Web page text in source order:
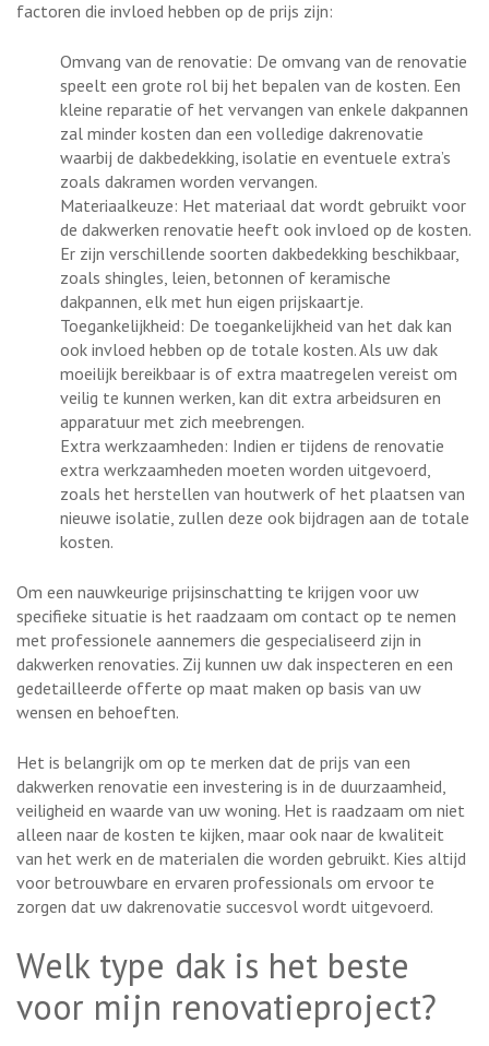
factoren die invloed hebben op de prijs zijn:
Omvang van de renovatie: De omvang van de renovatie
speelt een grote rol bij het bepalen van de kosten. Een
kleine reparatie of het vervangen van enkele dakpannen
zal minder kosten dan een volledige dakrenovatie
waarbij de dakbedekking, isolatie en eventuele extra’s
zoals dakramen worden vervangen.
Materiaalkeuze: Het materiaal dat wordt gebruikt voor
de dakwerken renovatie heeft ook invloed op de kosten.
Er zijn verschillende soorten dakbedekking beschikbaar,
zoals shingles, leien, betonnen of keramische
dakpannen, elk met hun eigen prijskaartje.
Toegankelijkheid: De toegankelijkheid van het dak kan
ook invloed hebben op de totale kosten. Als uw dak
moeilijk bereikbaar is of extra maatregelen vereist om
veilig te kunnen werken, kan dit extra arbeidsuren en
apparatuur met zich meebrengen.
Extra werkzaamheden: Indien er tijdens de renovatie
extra werkzaamheden moeten worden uitgevoerd,
zoals het herstellen van houtwerk of het plaatsen van
nieuwe isolatie, zullen deze ook bijdragen aan de totale
kosten.
Om een nauwkeurige prijsinschatting te krijgen voor uw
specifieke situatie is het raadzaam om contact op te nemen
met professionele aannemers die gespecialiseerd zijn in
dakwerken renovaties. Zij kunnen uw dak inspecteren en een
gedetailleerde offerte op maat maken op basis van uw
wensen en behoeften.
Het is belangrijk om op te merken dat de prijs van een
dakwerken renovatie een investering is in de duurzaamheid,
veiligheid en waarde van uw woning. Het is raadzaam om niet
alleen naar de kosten te kijken, maar ook naar de kwaliteit
van het werk en de materialen die worden gebruikt. Kies altijd
voor betrouwbare en ervaren professionals om ervoor te
zorgen dat uw dakrenovatie succesvol wordt uitgevoerd.
Welk type dak is het beste
voor mijn renovatieproject?